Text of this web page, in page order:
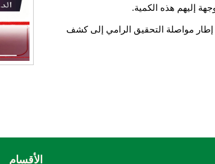
إليهم هذه الكمية.
مواصلة التحقيق الرامي إلى كشف
الأقسام